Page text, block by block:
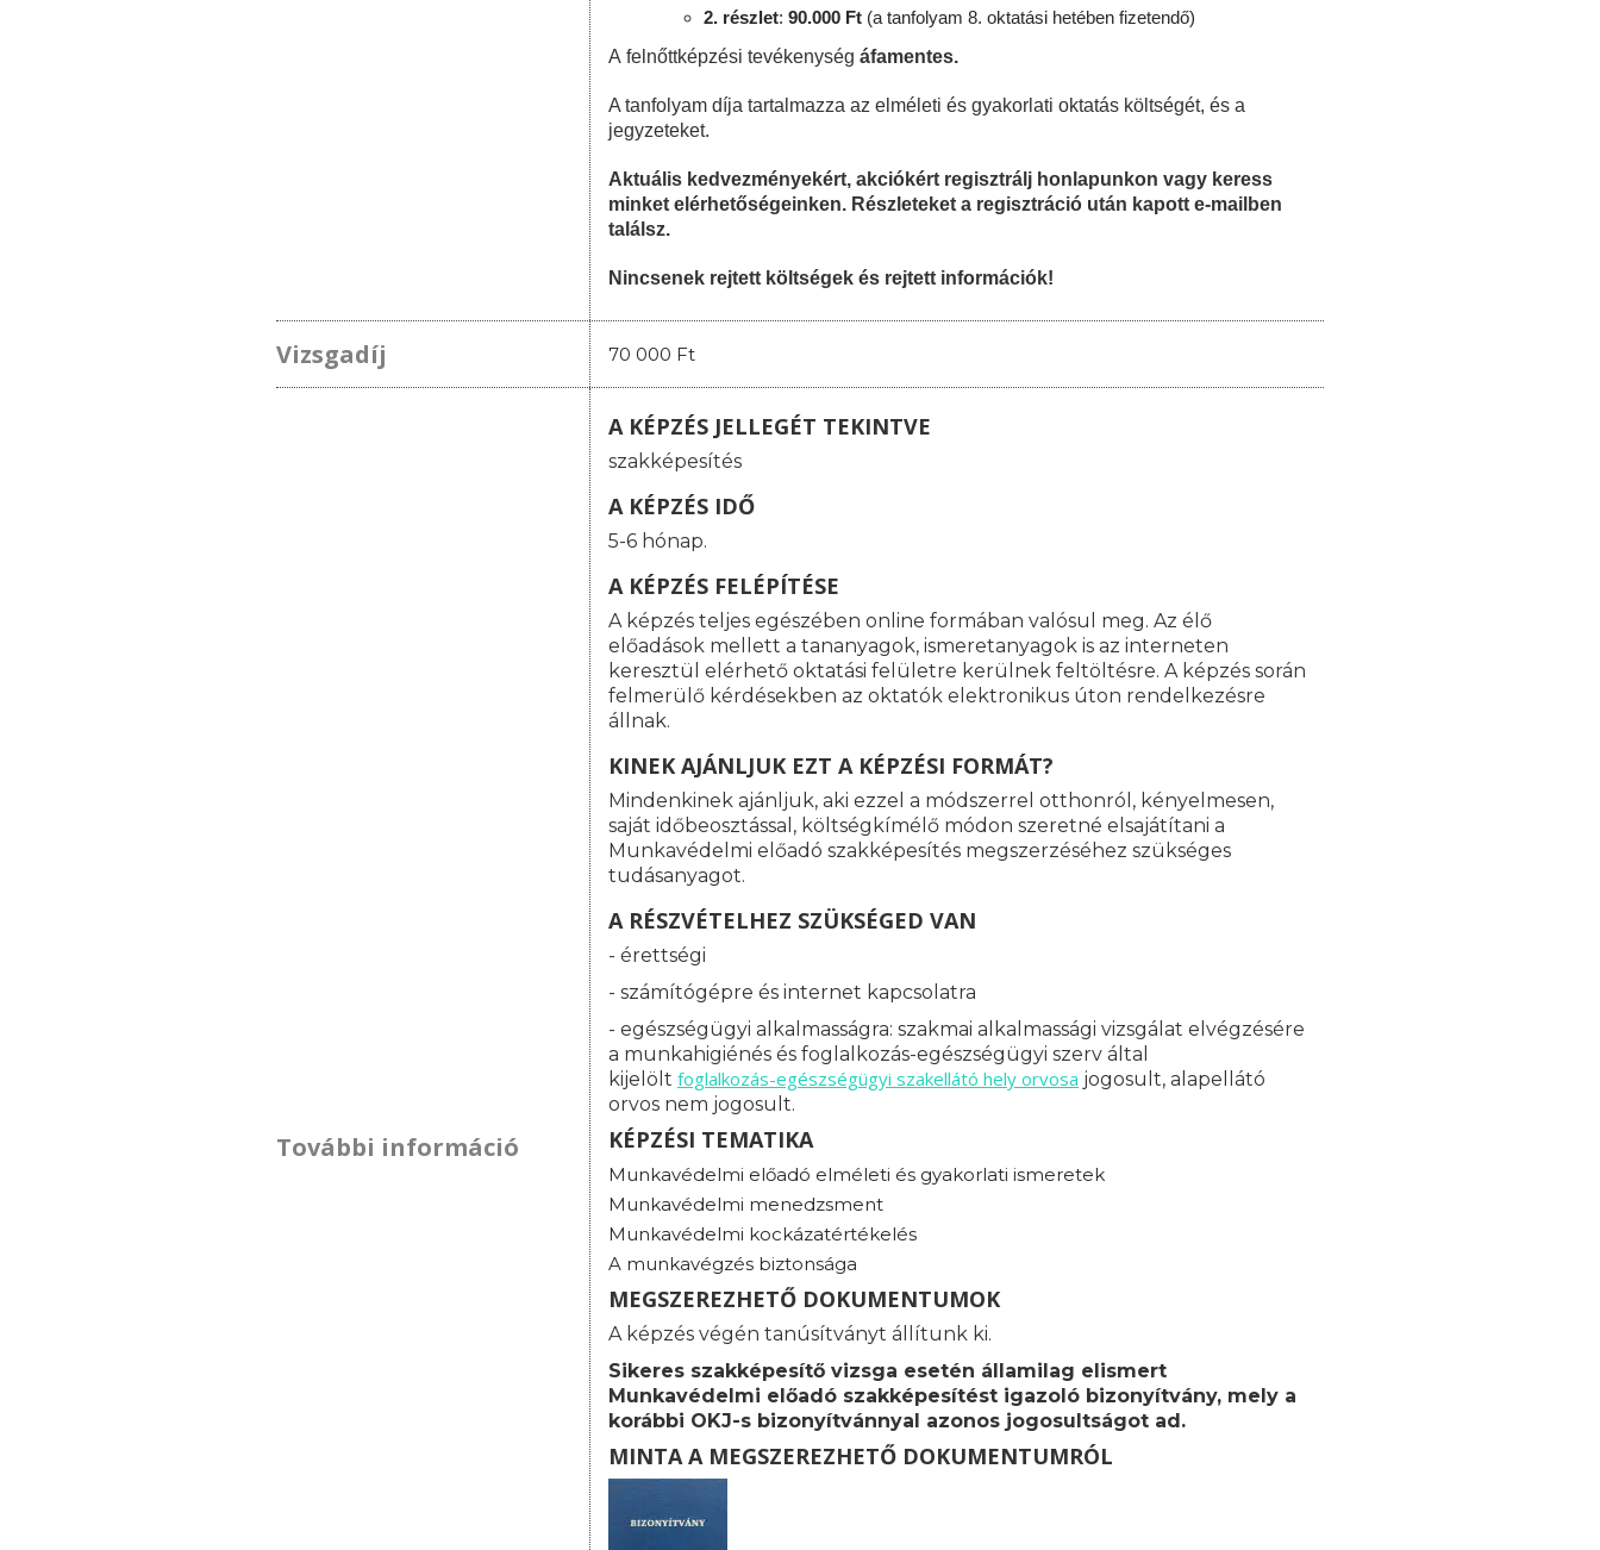
2. részlet: 90.000 Ft (a tanfolyam 8. oktatási hetében fizetendő)
A felnőttképzési tevékenység áfamentes.
A tanfolyam díja tartalmazza az elméleti és gyakorlati oktatás költségét, és a
jegyzeteket.
Aktuális kedvezményekért, akciókért regisztrálj honlapunkon vagy keress
minket elérhetőségeinken. Részleteket a regisztráció után kapott e-mailben
találsz.
Nincsenek rejtett költségek és rejtett információk!
Vizsgadíj 70 000 Ft
További információ
A KÉPZÉS JELLEGÉT TEKINTVE
szakképesítés
A KÉPZÉS IDŐ
5-6 hónap.
A KÉPZÉS FELÉPÍTÉSE
A képzés teljes egészében online formában valósul meg. Az élő
előadások mellett a tananyagok, ismeretanyagok is az interneten
keresztül elérhető oktatási felületre kerülnek feltöltésre. A képzés során
felmerülő kérdésekben az oktatók elektronikus úton rendelkezésre
állnak.
KINEK AJÁNLJUK EZT A KÉPZÉSI FORMÁT?
Mindenkinek ajánljuk, aki ezzel a módszerrel otthonról, kényelmesen,
saját időbeosztással, költségkímélő módon szeretné elsajátítani a
Munkavédelmi előadó szakképesítés megszerzéséhez szükséges
tudásanyagot.
A RÉSZVÉTELHEZ SZÜKSÉGED VAN
- érettségi
- számítógépre és internet kapcsolatra
- egészségügyi alkalmasságra: szakmai alkalmassági vizsgálat elvégzésére
a munkahigiénés és foglalkozás-egészségügyi szerv által
kijelölt foglalkozás-egészségügyi szakellátó hely orvosa jogosult, alapellátó
orvos nem jogosult.
KÉPZÉSI TEMATIKA
Munkavédelmi előadó elméleti és gyakorlati ismeretek
Munkavédelmi menedzsment
Munkavédelmi kockázatértékelés
A munkavégzés biztonsága
MEGSZEREZHETŐ DOKUMENTUMOK
A képzés végén tanúsítványt állítunk ki.
Sikeres szakképesítő vizsga esetén államilag elismert
Munkavédelmi előadó szakképesítést igazoló bizonyítvány, mely a
korábbi OKJ-s bizonyítvánnyal azonos jogosultságot ad.
MINTA A MEGSZEREZHETŐ DOKUMENTUMRÓL